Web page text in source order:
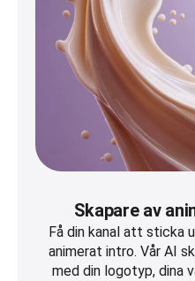
Skapare av
Få din kanal att sticka
animerat intro. Vår AI
med din logotyp, dina